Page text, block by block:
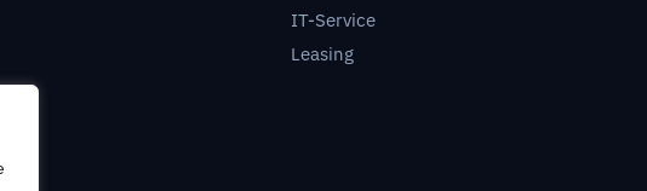
IT-Service
Leasing